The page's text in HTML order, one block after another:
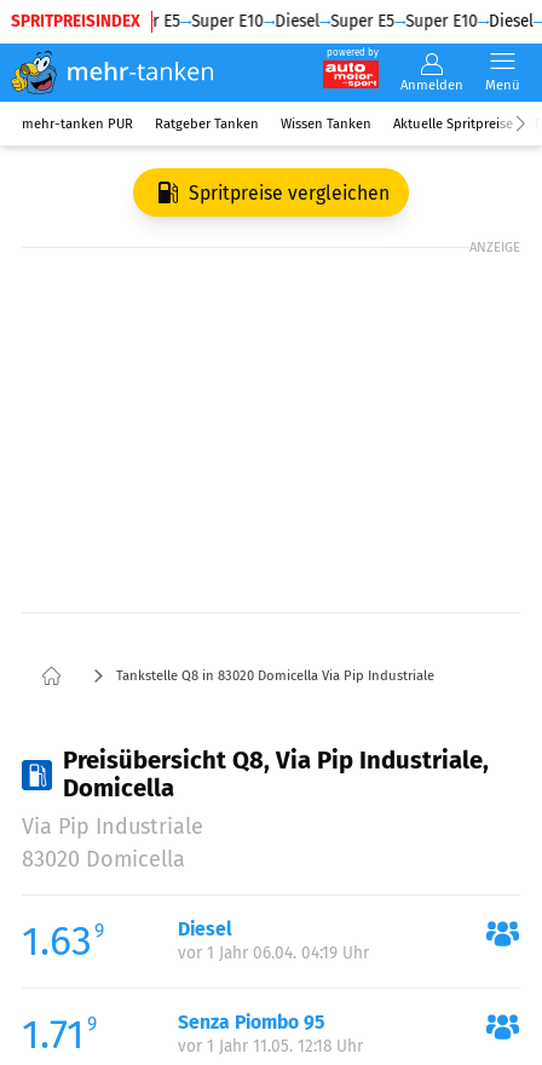
SPRITPREISINDEX
Diesel Super E5 Super E10 Diesel Super E5 Super E10 Diesel
powered by
Anmelden Menü
mehr-tanken PUR Ratgeber Tanken Wissen Tanken Aktuelle Spritpreise
Spritpreise vergleichen
ANZEIGE
Tankstelle Q8 in 83020 Domicella Via Pip Industriale
Preisübersicht Q8, Via Pip Industriale,
Domicella
Via Pip Industriale
83020 Domicella
1.63 9 Diesel
vor 1 Jahr 06.04. 04:19 Uhr
1.71 9 Senza Piombo 95
vor 1 Jahr 11.05. 12:18 Uhr